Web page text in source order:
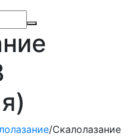
/Скалолазание